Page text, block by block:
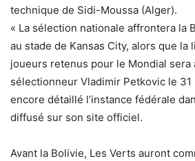
technique de Sidi-Moussa (Alger).
« La sélection nationale affrontera la
au stade de Kansas City, alors que la
joueurs retenus pour le Mondial sera
sélectionneur Vladimir Petkovic le 31
encore détaillé l’instance fédérale
diffusé sur son site officiel.
Avant la Bolivie, Les Verts auront